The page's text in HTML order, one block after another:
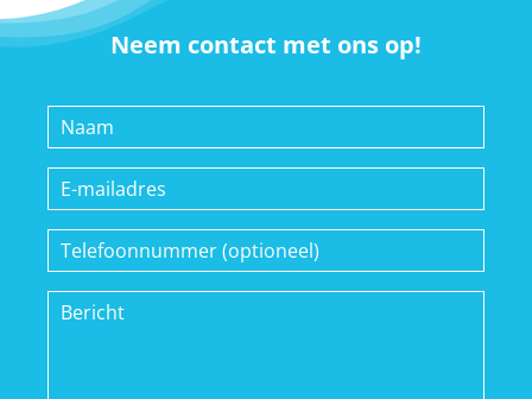
Bas had zoveel pijn dat hij nog dezelfde
avond is geweest voor een behandeling
veel pijn en verwachtte dat het
behandelen veel pijn zou doen, na 10
minuten zei hij dat het eigenlijk best
De volgende dag had hij minder pijn maar
was de knie nog wel heel erg stijf en kon
tweede behandeling kon hij verder buigen
Neem contact met ons op!
Naam
E-
Telefoonnummer
Bericht